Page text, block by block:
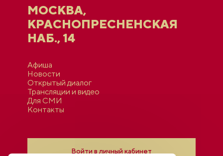
МОСКВА,
КРАСНОПРЕСНЕНСКАЯ
НАБ., 14
Афиша
Новости
Открытый диалог
Трансляции и видео
Для СМИ
Контакты
Войти в личный кабинет